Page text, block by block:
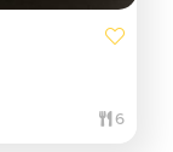
6